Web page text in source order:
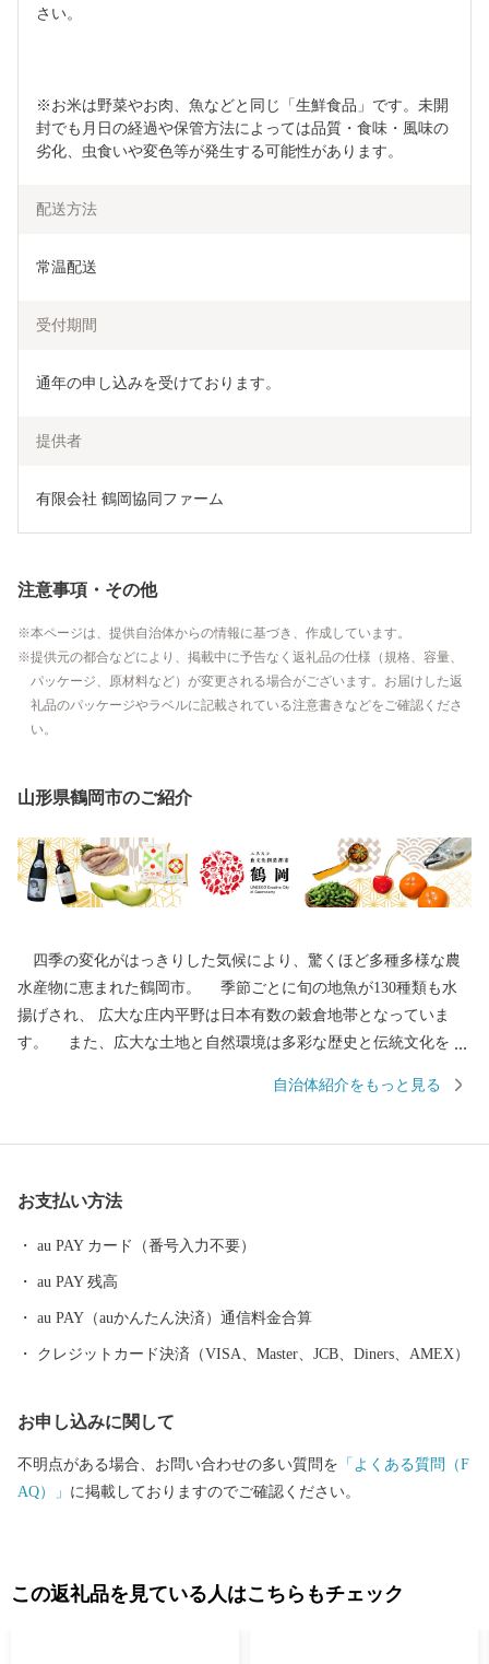
さい。
※お米は野菜やお肉、魚などと同じ「生鮮食品」です。未開
封でも月日の経過や保管方法によっては品質・食味・風味の
劣化、虫食いや変色等が発生する可能性があります。
配送方法
常温配送
受付期間
通年の申し込みを受けております。
提供者
有限会社 鶴岡協同ファーム
注意事項・その他
本ページは、提供自治体からの情報に基づき、作成しています。
提供元の都合などにより、掲載中に予告なく返礼品の仕様（規格、容量、
パッケージ、原材料など）が変更される場合がございます。お届けした返
礼品のパッケージやラベルに記載されている注意書きなどをご確認くださ
い。
山形県鶴岡市のご紹介
四季の変化がはっきりした気候により、驚くほど多種多様な農
水産物に恵まれた鶴岡市。 季節ごとに旬の地魚が130種類も水
揚げされ、 広大な庄内平野は日本有数の穀倉地帯となっていま
す。 また、広大な土地と自然環境は多彩な歴史と伝統文化をも
市民の手によって大切に継承されています。 その特色が認めら
合わせ 鶴岡市総務部総務課 ふるさと納税担当（平日8時30分~17
問い合わせ 株式会社チャンピオン(管理業務受託事業者) 営業時間
【平日】10:00〜18:00 ※土日祝祭日はお休みをいただいておりま
す。 TEL: 0120-153-012 E-mail：3012_turuoka@champion.co.jp
自治体紹介をもっと見る
お支払い方法
au PAY カード（番号入力不要）
au PAY 残高
au PAY（auかんたん決済）通信料金合算
クレジットカード決済（VISA、Master、JCB、Diners、AMEX）
お申し込みに関して
不明点がある場合、お問い合わせの多い質問を 「よくある質問（F
AQ）」 に掲載しておりますのでご確認ください。
この返礼品を見ている人はこちらもチェック